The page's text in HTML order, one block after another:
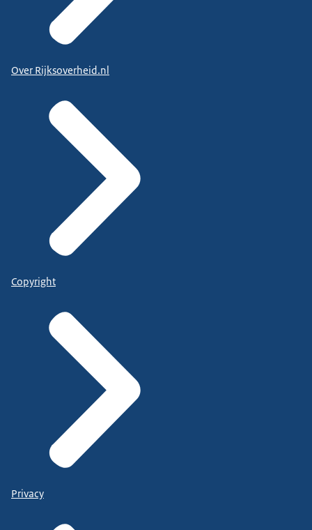
Over Rijksoverheid.nl
Copyright
Privacy